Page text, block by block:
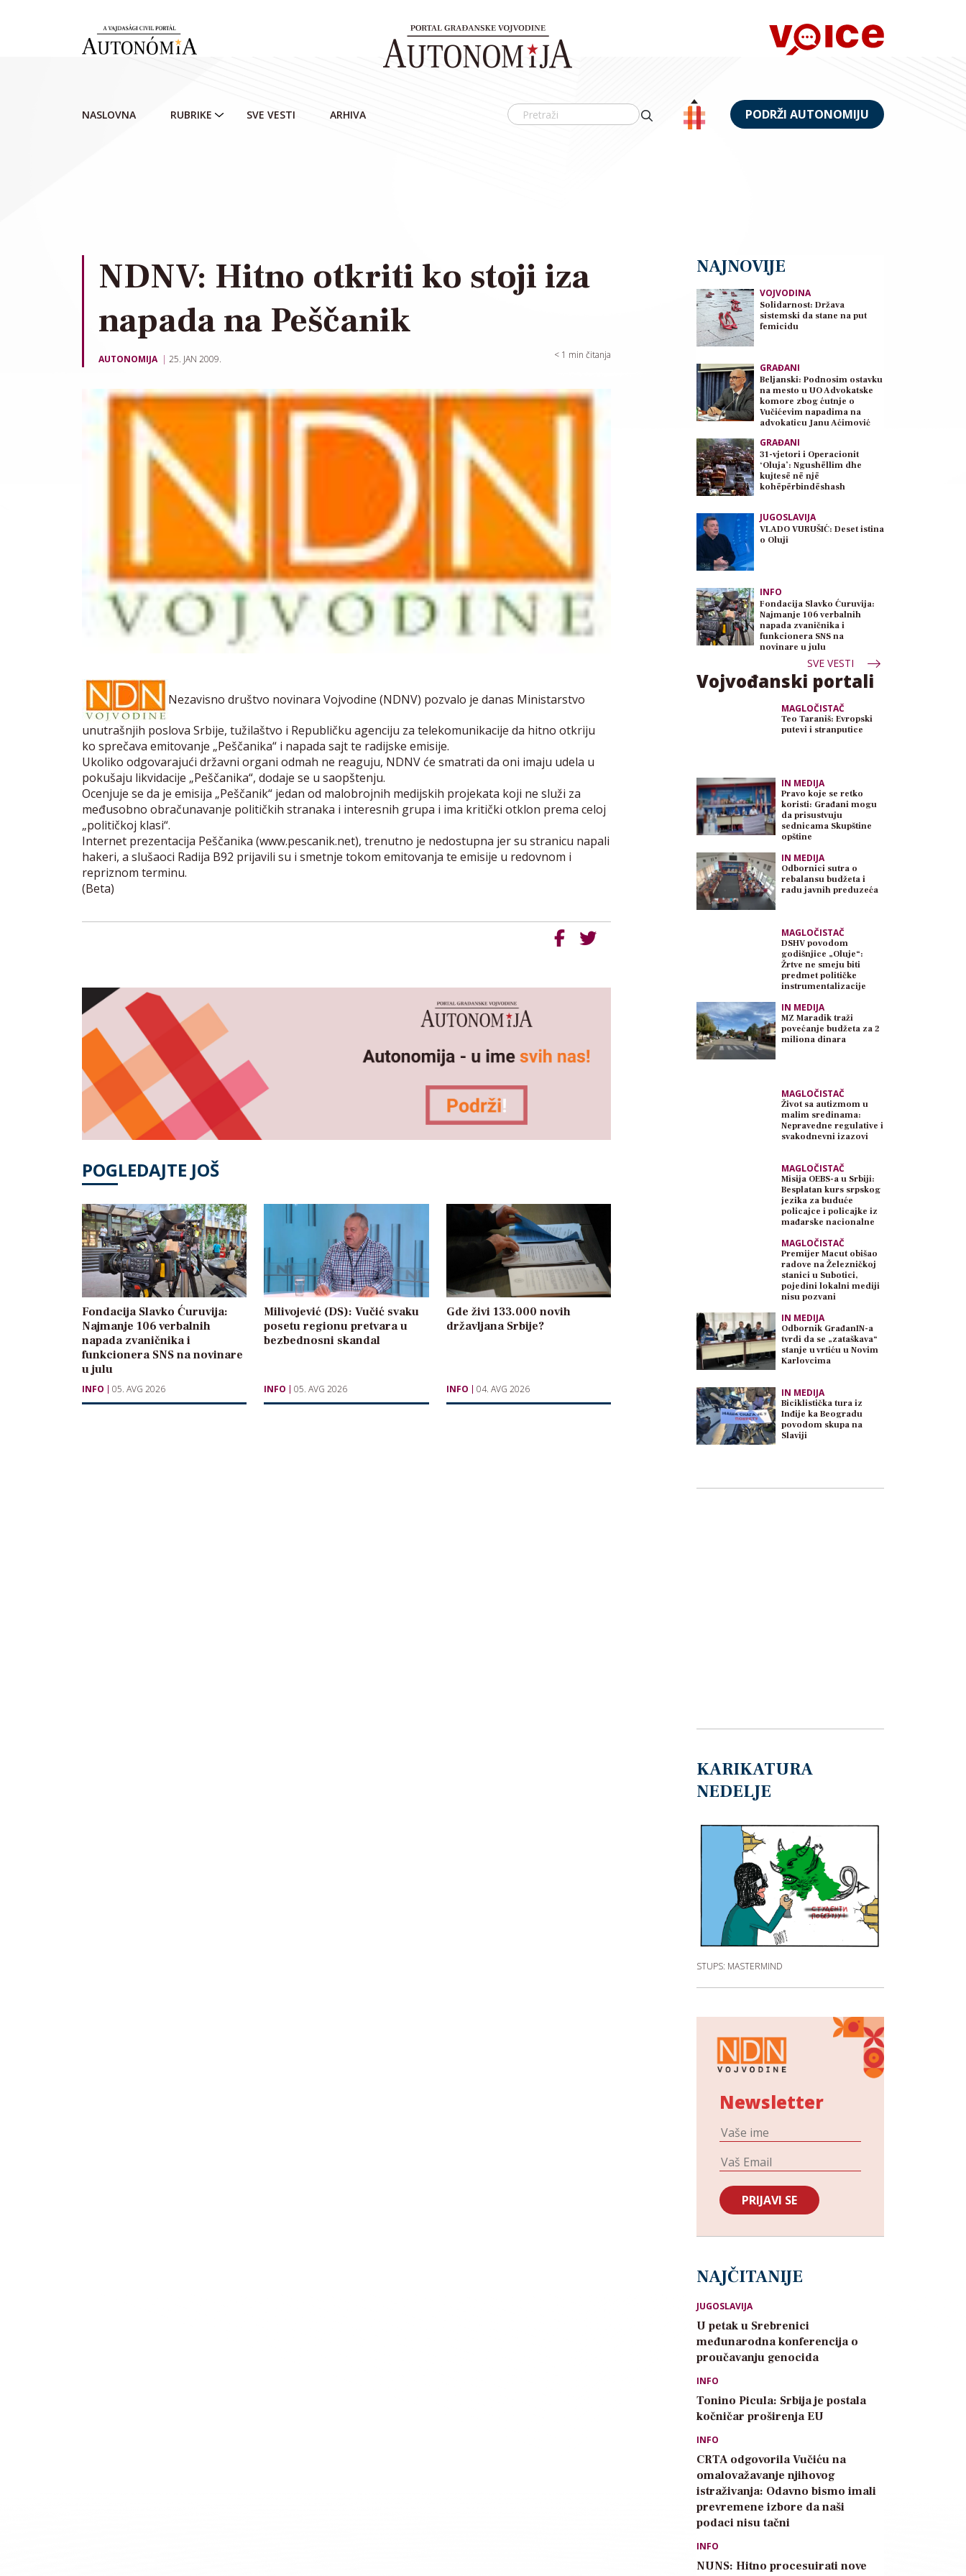
NASLOVNA RUBRIKE SVE VESTI ARHIVA PODRŽI AUTONOMIJU
NDNV: Hitno otkriti ko stoji iza
napada na Peščanik
AUTONOMIJA 25. JAN 2009. < 1 min čitanja
Nezavisno društvo novinara Vojvodine (NDNV) pozvalo je danas Ministarstvo
unutrašnjih poslova Srbije, tužilaštvo i Republičku agenciju za telekomunikacije da hitno otkriju
ko sprečava emitovanje „Peščanika“ i napada sajt te radijske emisije.
Ukoliko odgovarajući državni organi odmah ne reaguju, NDNV će smatrati da oni imaju udela u
pokušaju likvidacije „Peščanika“, dodaje se u saopštenju.
Ocenjuje se da je emisija „Peščanik“ jedan od malobrojnih medijskih projekata koji ne služi za
međusobno obračunavanje političkih stranaka i interesnih grupa i ima kritički otklon prema celoj
„političkoj klasi“.
Internet prezentacija Peščanika (www.pescanik.net), trenutno je nedostupna jer su stranicu napali
hakeri, a slušaoci Radija B92 prijavili su i smetnje tokom emitovanja te emisije u redovnom i
repriznom terminu.
(Beta)
POGLEDAJTE JOŠ
Fondacija Slavko Ćuruvija:
Najmanje 106 verbalnih
napada zvaničnika i
funkcionera SNS na novinare
u julu
INFO 05. AVG 2026
Milivojević (DS): Vučić svaku
posetu regionu pretvara u
bezbednosni skandal
INFO 05. AVG 2026
Gde živi 133.000 novih
državljana Srbije?
INFO 04. AVG 2026
NAJNOVIJE
VOJVODINA
Solidarnost: Država
sistemski da stane na put
femicidu
GRAĐANI
Beljanski: Podnosim ostavku
na mesto u UO Advokatske
komore zbog ćutnje o
Vučićevim napadima na
advokaticu Janu Aćimović
GRAĐANI
31-vjetori i Operacionit
‘Oluja’: Ngushëllim dhe
kujtesë në një
kohëpërbindëshash
JUGOSLAVIJA
VLADO VURUŠIĆ: Deset istina
o Oluji
INFO
Fondacija Slavko Ćuruvija:
Najmanje 106 verbalnih
napada zvaničnika i
funkcionera SNS na
novinare u julu
SVE VESTI
Vojvođanski portali
MAGLOČISTAČ
Teo Taraniš: Evropski
putevi i stranputice
IN MEDIJA
Pravo koje se retko
koristi: Građani mogu
da prisustvuju
sednicama Skupštine
opštine
IN MEDIJA
Odbornici sutra o
rebalansu budžeta i
radu javnih preduzeća
MAGLOČISTAČ
DSHV povodom
godišnjice „Oluje“:
Žrtve ne smeju biti
predmet političke
instrumentalizacije
IN MEDIJA
MZ Maradik traži
povećanje budžeta za 2
miliona dinara
MAGLOČISTAČ
Život sa autizmom u
malim sredinama:
Nepravedne regulative i
svakodnevni izazovi
MAGLOČISTAČ
Misija OEBS-a u Srbiji:
Besplatan kurs srpskog
jezika za buduće
policajce i policajke iz
mađarske nacionalne
MAGLOČISTAČ
Premijer Macut obišao
radove na Železničkoj
stanici u Subotici,
pojedini lokalni mediji
nisu pozvani
IN MEDIJA
Odbornik GrađanIN-a
tvrdi da se „zataškava“
stanje u vrtiću u Novim
Karlovcima
IN MEDIJA
Biciklistička tura iz
Inđije ka Beogradu
povodom skupa na
Slaviji
KARIKATURA
NEDELJE
STUPS: MASTERMIND
Newsletter
NAJČITANIJE
JUGOSLAVIJA
U petak u Srebrenici
međunarodna konferencija o
proučavanju genocida
INFO
Tonino Picula: Srbija je postala
kočničar proširenja EU
INFO
CRTA odgovorila Vučiću na
omalovažavanje njihovog
istraživanja: Odavno bismo imali
prevremene izbore da naši
podaci nisu tačni
INFO
NUNS: Hitno procesuirati nove